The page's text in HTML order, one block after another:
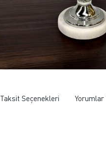
Taksit Seçenekleri Yorumlar